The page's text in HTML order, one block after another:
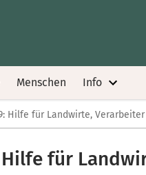
Menschen Info
Hilfe für Landwirte,
Hilfe für